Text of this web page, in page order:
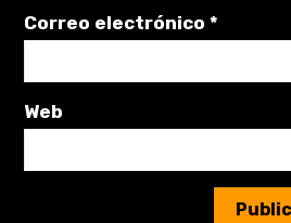
Correo electrónico*
Web